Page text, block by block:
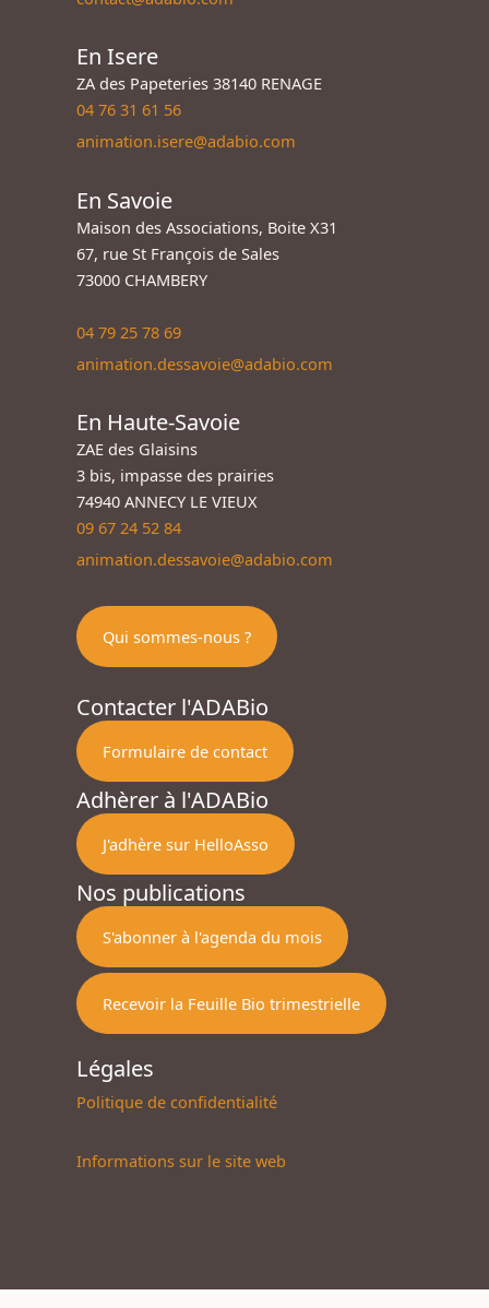
En Isere
ZA des Papeteries 38140 RENAGE
04 76 31 61 56
animation.isere@adabio.com
En Savoie
Maison des Associations, Boite X31
67, rue St François de Sales
73000 CHAMBERY
04 79 25 78 69
animation.dessavoie@adabio.com
En Haute-Savoie
ZAE des Glaisins
3 bis, impasse des prairies
74940 ANNECY LE VIEUX
09 67 24 52 84
animation.dessavoie@adabio.com
Qui sommes-nous ?
Contacter l'ADABio
Formulaire de contact
Adhèrer à l'ADABio
J'adhère sur HelloAsso
Nos publications
S'abonner à l'agenda du mois
Recevoir la Feuille Bio trimestrielle
Légales
Politique de confidentialité
Informations sur le site web